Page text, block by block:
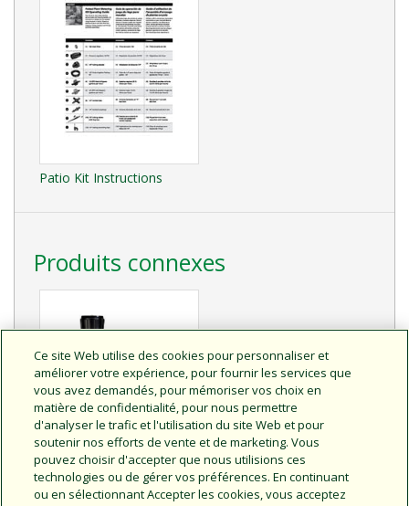
Patio Kit Instructions
Produits connexes
Minuterie électronique
pour l’arrosage
Modèle 1ZEHTMR
Ce site Web utilise des cookies pour personnaliser et
améliorer votre expérience, pour fournir les services que
vous avez demandés, pour mémoriser vos choix en
matière de confidentialité, pour nous permettre
d'analyser le trafic et l'utilisation du site Web et pour
soutenir nos efforts de vente et de marketing. Vous
pouvez choisir d'accepter que nous utilisions ces
technologies ou de gérer vos préférences. En continuant
ou en sélectionnant Accepter les cookies, vous acceptez